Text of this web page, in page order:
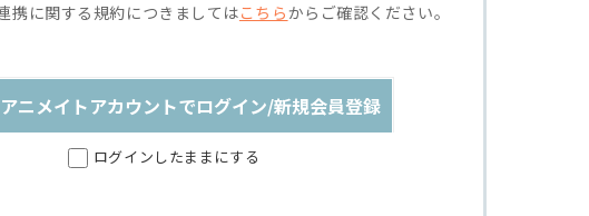
携に関する規約につきましてはこちらからご確認ください。
ニメイトアカウントでログイン/新規会員登録
ログインしたままにする